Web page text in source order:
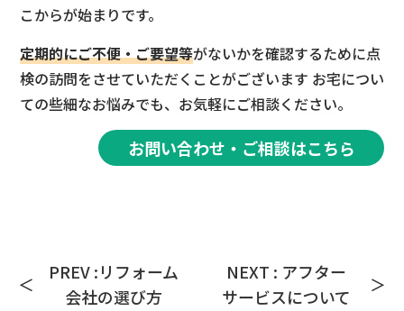
こからが始まりです。
定期的にご不便・ご要望等がないかを確認するために点
検の訪問をさせていただくことがございます お宅につい
ての些細なお悩みでも、お気軽にご相談ください。
お問い合わせ・ご相談はこちら
PREV :リフォーム
会社の選び方
NEXT : アフター
サービスについて